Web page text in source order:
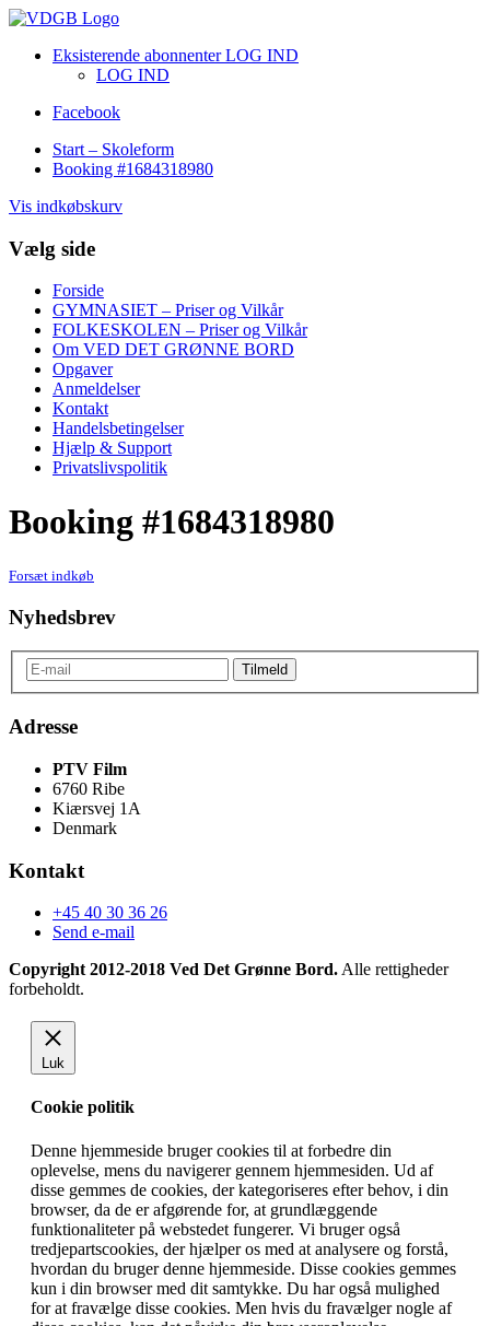
Eksisterende abonnenter LOG IND
LOG IND
Facebook
Start – Skoleform
Booking #1684318980
Vis indkøbskurv
Vælg side
Forside
GYMNASIET – Priser og Vilkår
FOLKESKOLEN – Priser og Vilkår
Om VED DET GRØNNE BORD
Opgaver
Anmeldelser
Kontakt
Handelsbetingelser
Hjælp & Support
Privatslivspolitik
Booking #1684318980
Forsæt indkøb
Nyhedsbrev
Adresse
PTV Film
6760 Ribe
Kiærsvej 1A
Denmark
Kontakt
+45 40 30 36 26
Send e-mail
Copyright 2012-2018 Ved Det Grønne Bord. Alle rettigheder
forbeholdt.
Luk
Cookie politik
Denne hjemmeside bruger cookies til at forbedre din
oplevelse, mens du navigerer gennem hjemmesiden. Ud af
disse gemmes de cookies, der kategoriseres efter behov, i din
browser, da de er afgørende for, at grundlæggende
funktionaliteter på webstedet fungerer. Vi bruger også
tredjepartscookies, der hjælper os med at analysere og forstå,
hvordan du bruger denne hjemmeside. Disse cookies gemmes
kun i din browser med dit samtykke. Du har også mulighed
for at fravælge disse cookies. Men hvis du fravælger nogle af